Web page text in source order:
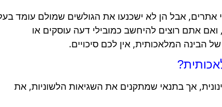
אבל הן לא ישכנעו את הגולשים שמולם עומד
אתם רוצים להיחשב כמובילי דעה עוסקים או
המלאכותית, אין לכם סיכויים.
אך בתנאי שמתקנים את השגיאות הלשוניות, את